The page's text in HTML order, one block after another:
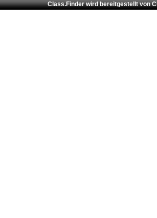
Class.Finder wird bereitgestellt von